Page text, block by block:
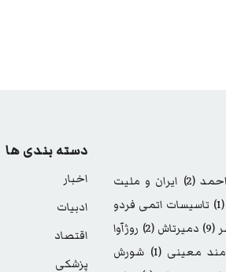
(2)
ایران و ملیت
(1)
تاسیسات اتمی فردو
(9) دمیرتاش (2)
روژآوا
معینی (1)
شورش
دسته بندی ها
اخبار
ادبیات
اقتصاد
پزشکی